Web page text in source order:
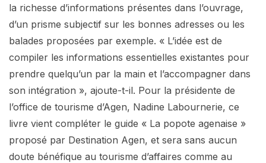
la richesse d’informations présentes dans l’ouvrage,
d’un prisme subjectif sur les bonnes adresses ou les
balades proposées par exemple. « L’idée est de
compiler les informations essentielles existantes pour
prendre quelqu’un par la main et l’accompagner dans
son intégration », ajoute-t-il. Pour la présidente de
l’office de tourisme d’Agen, Nadine Labournerie, ce
livre vient compléter le guide « La popote agenaise »
proposé par Destination Agen, et sera sans aucun
doute bénéfique au tourisme d’affaires comme au